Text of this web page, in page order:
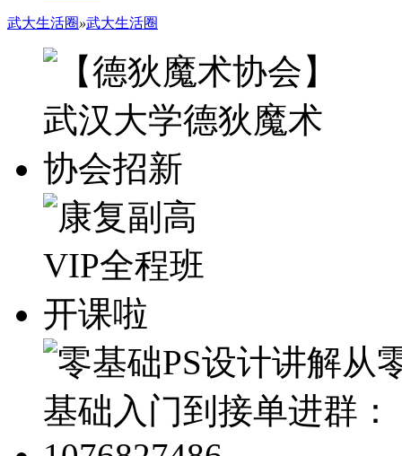
武大生活圈»武大生活圈